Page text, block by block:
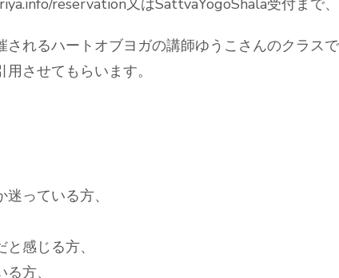
reservation又はSattvaYogoShala受付まで、
れるハートオブヨガの講師ゆうこさんのクラスで
させてもらいます。
っている方、
感じる方、
方、